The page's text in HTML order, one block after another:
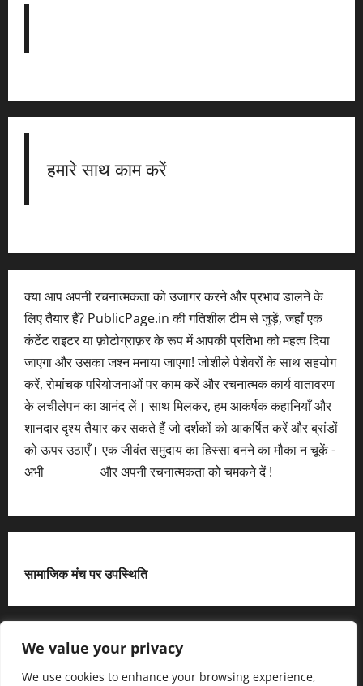
We value your privacy
We use cookies to enhance your browsing experience,
हमारे साथ काम करें
क्या आप अपनी रचनात्मकता को उजागर करने और प्रभाव डालने के
लिए तैयार हैं? PublicPage.in की गतिशील टीम से जुड़ें, जहाँ एक
कंटेंट राइटर या फ़ोटोग्राफ़र के रूप में आपकी प्रतिभा को महत्व दिया
जाएगा और उसका जश्न मनाया जाएगा! जोशीले पेशेवरों के साथ सहयोग
करें, रोमांचक परियोजनाओं पर काम करें और रचनात्मक कार्य वातावरण
के लचीलेपन का आनंद लें। साथ मिलकर, हम आकर्षक कहानियाँ और
शानदार दृश्य तैयार कर सकते हैं जो दर्शकों को आकर्षित करें और ब्रांडों
को ऊपर उठाएँ। एक जीवंत समुदाय का हिस्सा बनने का मौका न चूकें -
अभी
और अपनी रचनात्मकता को चमकने दें !
सामाजिक मंच पर उपस्थिति
X